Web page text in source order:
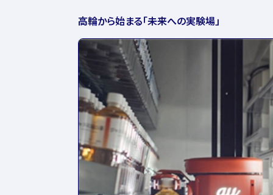
高輪から始まる「未来への実験場」